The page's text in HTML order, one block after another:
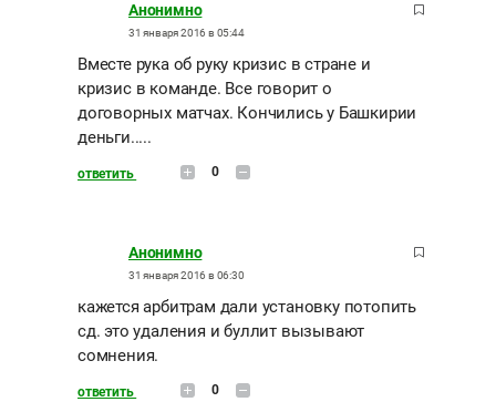
Анонимно
31 января 2016 в 05:44
Вместе рука об руку кризис в стране и
кризис в команде. Все говорит о
договорных матчах. Кончились у Башкирии
деньги.....
ответить 0
Анонимно
31 января 2016 в 06:30
кажется арбитрам дали установку потопить
сд. это удаления и буллит вызывают
сомнения.
ответить 0